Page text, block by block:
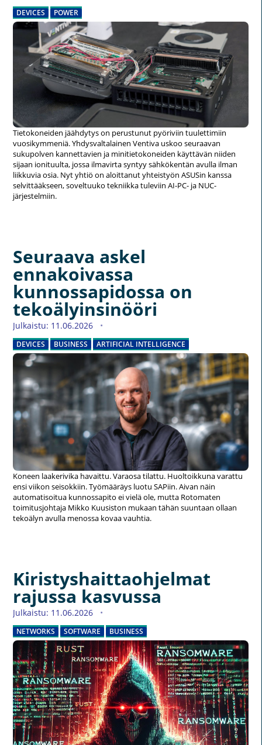
DEVICES POWER
Tietokoneiden jäähdytys on perustunut pyöriviin tuulettimiin
vuosikymmeniä. Yhdysvaltalainen Ventiva uskoo seuraavan
sukupolven kannettavien ja minitietokoneiden käyttävän niiden
sijaan ionituulta, jossa ilmavirta syntyy sähkökentän avulla ilman
liikkuvia osia. Nyt yhtiö on aloittanut yhteistyön ASUSin kanssa
selvittääkseen, soveltuuko tekniikka tuleviin AI-PC- ja NUC-
järjestelmiin.
Seuraava askel
ennakoivassa
kunnossapidossa on
tekoälyinsinööri
Julkaistu: 11.06.2026
DEVICES BUSINESS ARTIFICIAL INTELLIGENCE
Koneen laakerivika havaittu. Varaosa tilattu. Huoltoikkuna varattu
ensi viikon seisokkiin. Työmääräys luotu SAPiin. Aivan näin
automatisoitua kunnossapito ei vielä ole, mutta Rotomaten
toimitusjohtaja Mikko Kuusiston mukaan tähän suuntaan ollaan
tekoälyn avulla menossa kovaa vauhtia.
Kiristyshaittaohjelmat
rajussa kasvussa
Julkaistu: 11.06.2026
NETWORKS SOFTWARE BUSINESS